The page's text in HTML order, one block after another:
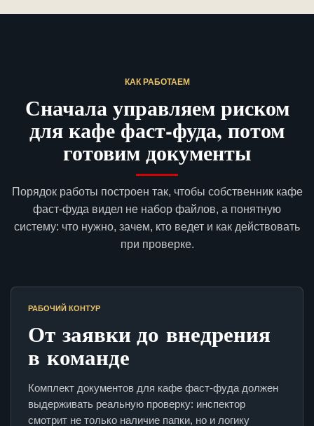
КАК РАБОТАЕМ
Сначала управляем риском
для кафе фаст-фуда, потом
готовим документы
Порядок работы построен так, чтобы собственник кафе
фаст-фуда видел не набор файлов, а понятную
систему: что нужно, зачем, кто ведет и как действовать
при проверке.
РАБОЧИЙ КОНТУР
От заявки до внедрения
в команде
Комплект документов для кафе фаст-фуда должен
выдерживать реальную проверку: инспектор
смотрит не только наличие папки, но и логику